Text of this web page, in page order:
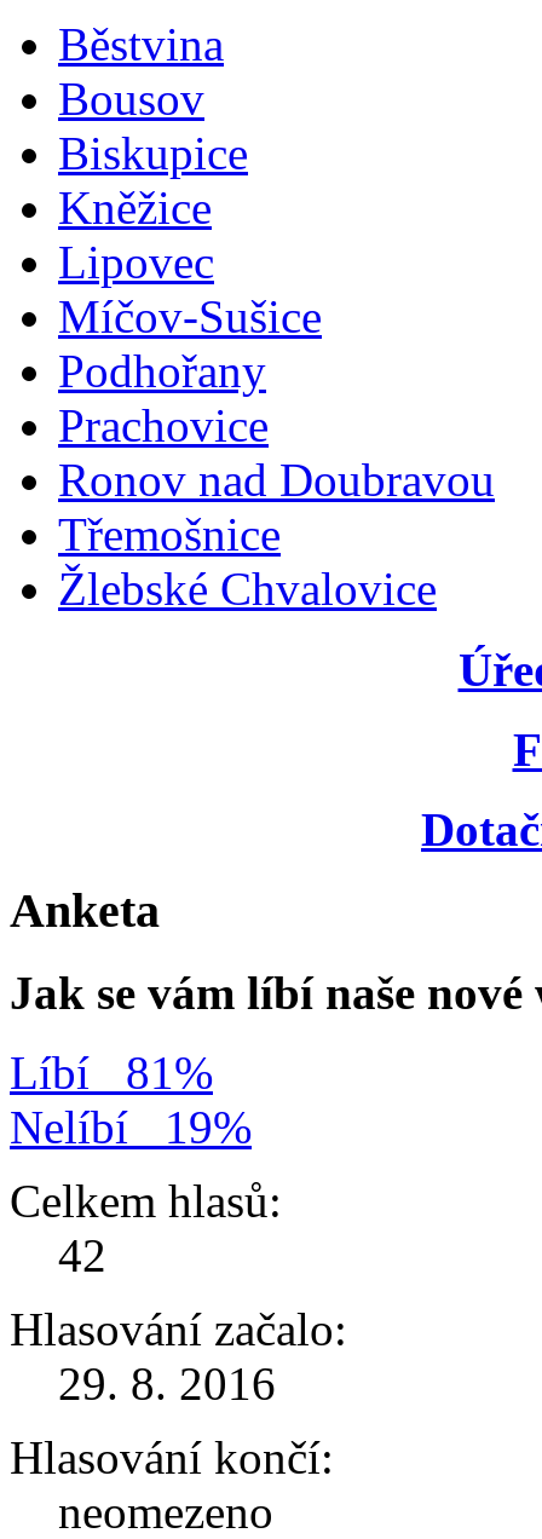
Běstvina
Bousov
Biskupice
Kněžice
Lipovec
Míčov-Sušice
Podhořany
Prachovice
Ronov nad Doubravou
Třemošnice
Žlebské Chvalovice
Anketa
Jak se vám líbí naše
Líbí
81%
Nelíbí
19%
Celkem hlasů:
42
Hlasování začalo:
29. 8. 2016
Hlasování končí:
neomezeno